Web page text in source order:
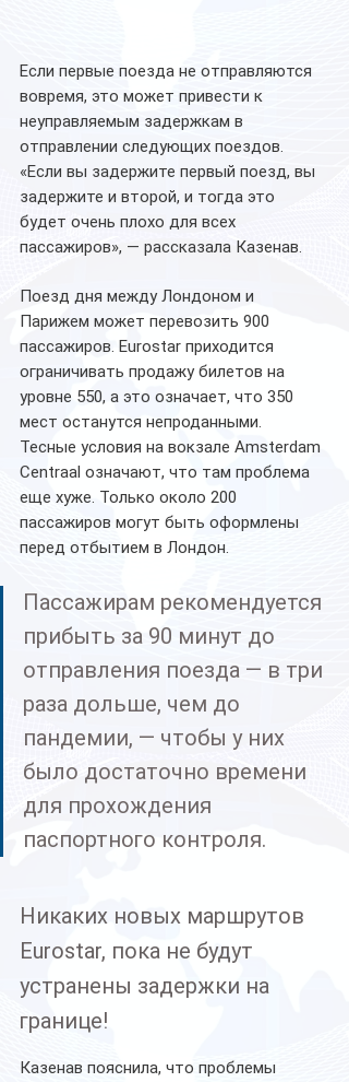
Если первые поезда не отправляются
вовремя, это может привести к
неуправляемым задержкам в
отправлении следующих поездов.
«Если вы задержите первый поезд, вы
задержите и второй, и тогда это
будет очень плохо для всех
пассажиров», — рассказала Казенав.
Поезд дня между Лондоном и
Парижем может перевозить 900
пассажиров. Eurostar приходится
ограничивать продажу билетов на
уровне 550, а это означает, что 350
мест останутся непроданными.
Тесные условия на вокзале Amsterdam
Centraal означают, что там проблема
еще хуже. Только около 200
пассажиров могут быть оформлены
перед отбытием в Лондон.
Пассажирам рекомендуется
прибыть за 90 минут до
отправления поезда — в три
раза дольше, чем до
пандемии, — чтобы у них
было достаточно времени
для прохождения
паспортного контроля.
Никаких новых маршрутов
Eurostar, пока не будут
устранены задержки на
границе!
Казенав пояснила, что проблемы